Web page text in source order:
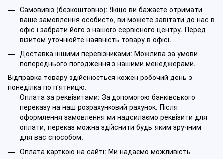
Самовивіз (безкоштовно): Якщо ви бажаєте отримати
ваше замовлення особисто, ви можете завітати до нас в
офіс і забрати його з нашого сервісного центру. Перед
візитом уточнюйте наявність товару в офісі.
Доставка іншими перевізниками: Можлива за умови
попереднього погодження з нашими менеджерами.
Відправка товару здійснюється кожен робочий день з
понеділка по п'ятницю.
Оплата за реквізитами: За допомогою банківського
переказу на наш розрахунковий рахунок. Після
оформлення замовлення ми надсилаємо реквізити для
оплати, переказ можна здійснити будь-яким зручним
для вас способом.
Оплата карткою на сайті: Ми надаємо можливість